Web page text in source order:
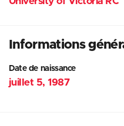
Informations
Date de naissance
juillet 5, 1987